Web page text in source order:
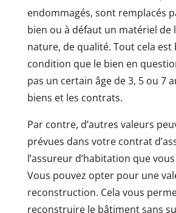
endommagés, sont remplacés
bien ou à défaut un matériel de
nature, de qualité. Tout cela est
condition que le bien en
pas un certain âge de 3, 5 ou 7
biens et les contrats.
Par contre, d’autres valeurs
prévues dans votre contrat
l’assureur d’habitation que
Vous pouvez opter pour une
reconstruction. Cela vous
reconstruire le bâtiment sans